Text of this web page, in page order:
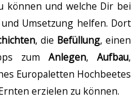
können und welche Dir bei
Umsetzung helfen. Dort
, die Befüllung, einen
zum Anlegen, Aufbau,
Europaletten Hochbeetes
erzielen zu können.